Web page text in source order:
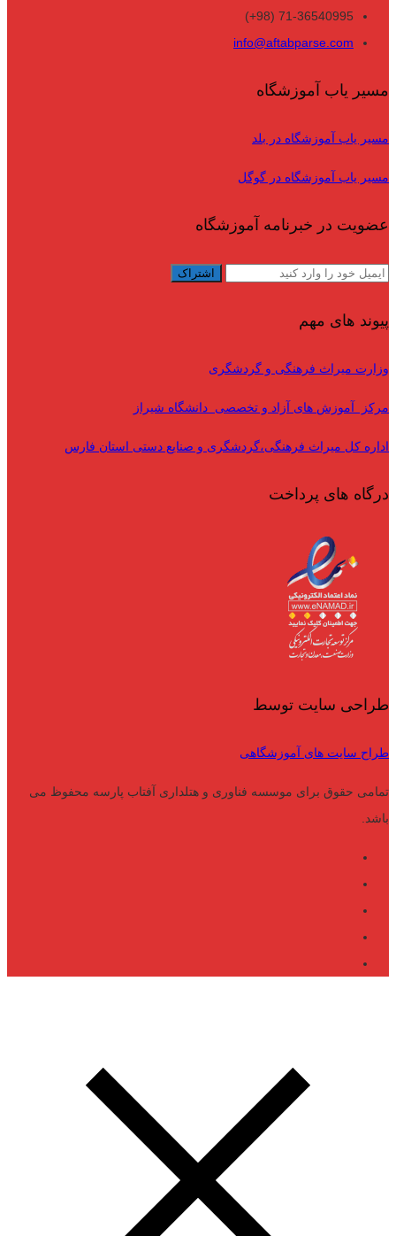
71-36540995 (98+)
info@aftabparse.com
مسیر یاب آموزشگاه
مسیر یاب آموزشگاه در بلد
مسیر یاب آموزشگاه در گوگل
عضویت در خبرنامه آموزشگاه
پیوند های مهم
وزارت میراث فرهنگی و گردشگری
مرکز آموزش های آزاد و تخصصی دانشگاه شیراز
اداره کل میراث فرهنگی،گردشگری و صنایع دستی استان فارس
درگاه های پرداخت
طراحی سایت توسط
طراح سایت های آموزشگاهی
تمامی حقوق برای موسسه فناوری و هتلداری آفتاب پارسه محفوظ می
باشد.